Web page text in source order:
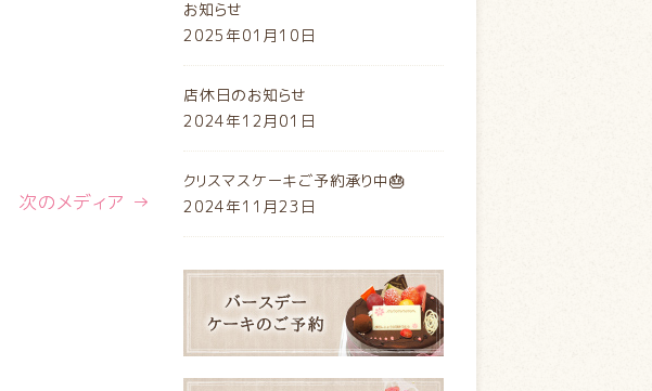
次のメディア →
お知らせ
2025年01月10日
店休日のお知らせ
2024年12月01日
クリスマスケーキご予約承り中🎂
2024年11月23日